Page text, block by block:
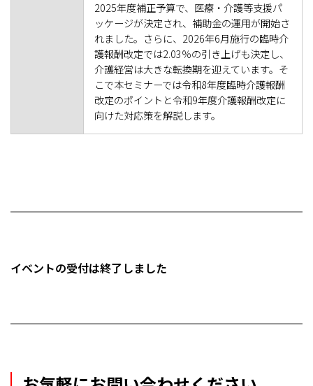
2025年度補正予算で、医療・介護等支援パ
ッケージが決定され、補助金の運用が開始さ
れました。さらに、2026年6月施行の臨時介
護報酬改定では2.03％の引き上げも決定し、
介護経営は大きな転換期を迎えています。そ
こで本セミナーでは令和8年度臨時介護報酬
改定のポイントと令和9年度介護報酬改定に
向けた対応策を解説します。
イベントの受付は終了しました